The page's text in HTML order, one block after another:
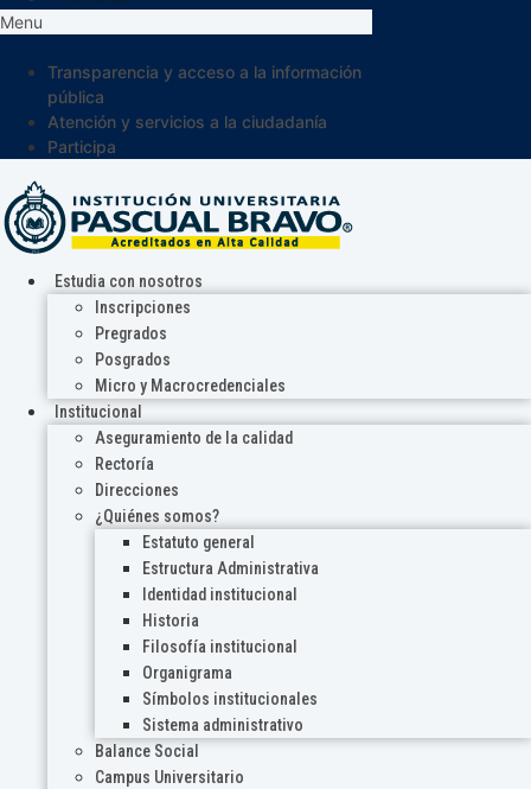
Menu
Transparencia y acceso a la información
pública
Atención y servicios a la ciudadanía
Participa
Estudia con nosotros
Inscripciones
Pregrados
Posgrados
Micro y Macrocredenciales
Institucional
Aseguramiento de la calidad
Rectoría
Direcciones
¿Quiénes somos?
Estatuto general
Estructura Administrativa
Identidad institucional
Historia
Filosofía institucional
Organigrama
Símbolos institucionales
Sistema administrativo
Balance Social
Campus Universitario